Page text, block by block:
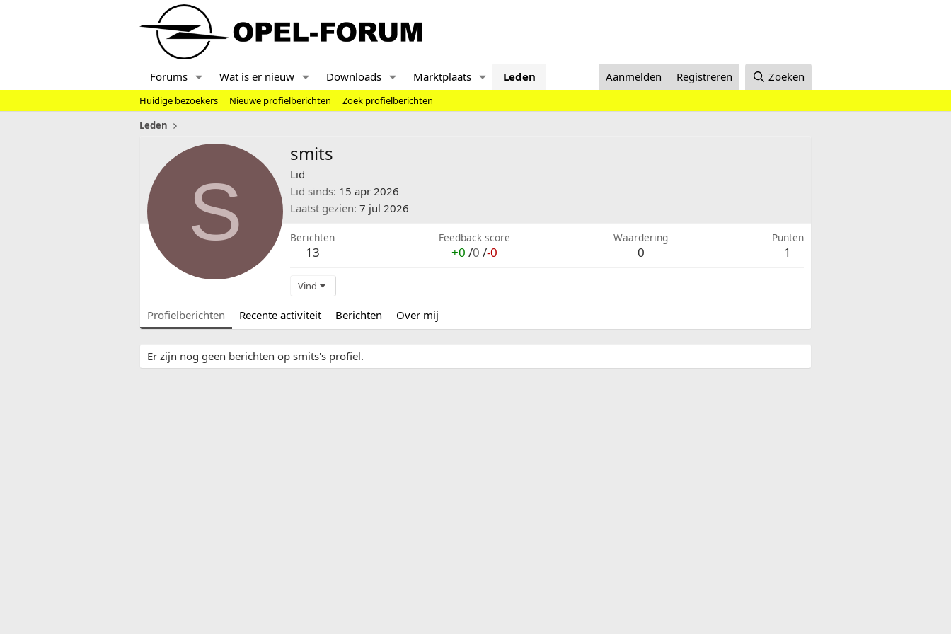
Forums Wat is er nieuw Downloads Marktplaats Leden Aanmelden Registreren Zoeken
Huidige bezoekers Nieuwe profielberichten
Zoek profielberichten
Leden
S
smits
Lid
Lid sinds 15 apr 2026
Laatst gezien 7 jul 2026
Berichten
13
Feedback score
+0 /0 /-0
Waardering
0
Punten
1
Vind
Profielberichten Recente activiteit Berichten Over mij
Er zijn nog geen berichten op smits's profiel.